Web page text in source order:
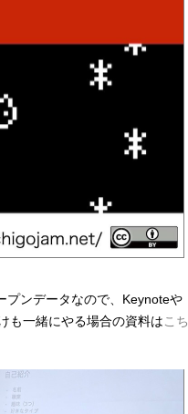
プンデータなので、Keynoteや
も一緒にやる場合の資料は こち